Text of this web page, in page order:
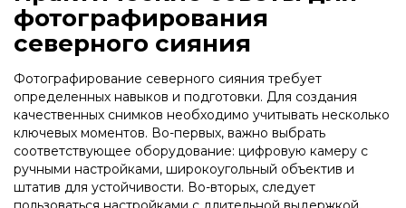
фотографирования
северного сияния
Фотографирование северного сияния требует
определенных навыков и подготовки. Для создания
качественных снимков необходимо учитывать несколько
ключевых моментов. Во-первых, важно выбрать
соответствующее оборудование: цифровую камеру с
ручными настройками, широкоугольный объектив и
штатив для устойчивости. Во-вторых, следует